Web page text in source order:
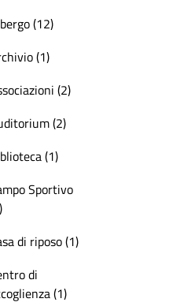
(12)
(1)
(2)
(2)
(1)
Sportivo
di riposo (1)
di
(1)